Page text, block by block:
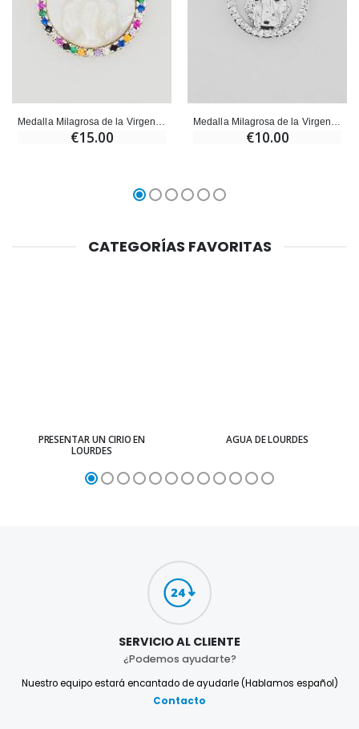
€15.00 €10.00
CATEGORÍAS FAVORITAS
PRESENTAR UN CIRIO EN
LOURDES
AGUA DE LOURDES
SERVICIO AL CLIENTE
¿Podemos ayudarte?
Nuestro equipo estará encantado de ayudarle (Hablamos español)
Contacto